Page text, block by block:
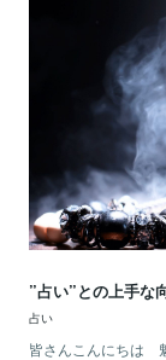
”占い”との上手な
占い
皆さんこんにちは